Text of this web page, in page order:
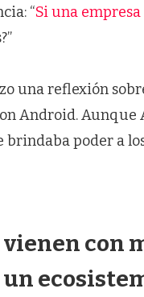
“Si una
una reflexión
Android.
poder a
con